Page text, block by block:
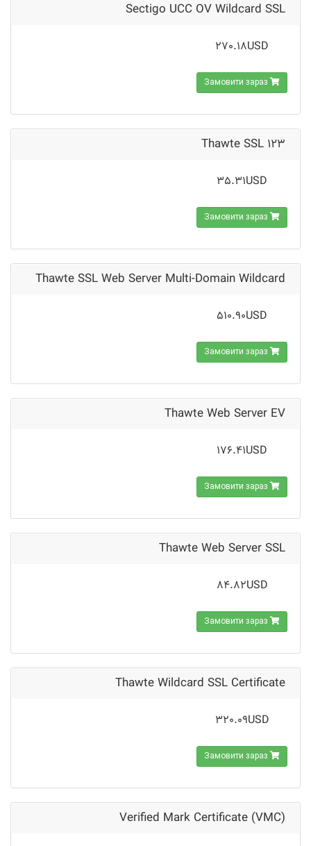
Sectigo UCC OV Wildcard SSL
270.18USD
Замовити зараз
Thawte SSL 123
35.31USD
Замовити зараз
Thawte SSL Web Server Multi-Domain Wildcard
510.90USD
Замовити зараз
Thawte Web Server EV
176.41USD
Замовити зараз
Thawte Web Server SSL
84.82USD
Замовити зараз
Thawte Wildcard SSL Certificate
320.09USD
Замовити зараз
Verified Mark Certificate (VMC)